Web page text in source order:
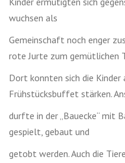
wuchsen als
Gemeinschaft noch enger
rote Jurte zum gemütlichen
Dort konnten sich die Kinder
Frühstücksbuffet stärken.
durfte in der „Bauecke“ mit
gespielt, gebaut und
getobt werden. Auch die